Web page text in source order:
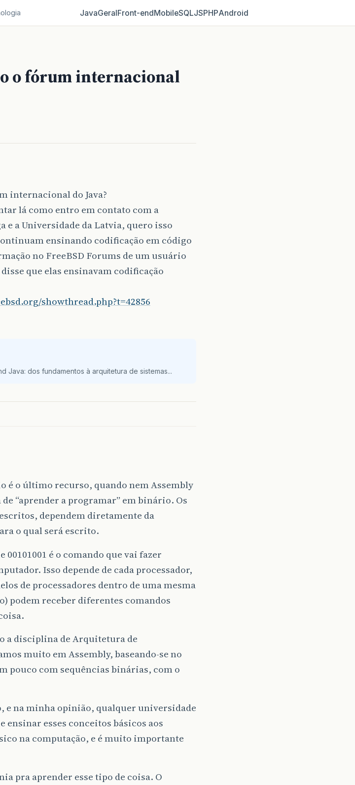
JavaGeralFront‑endMobileSQLJSPHPAndroid
o fórum internacional
internacional do Java?
lá como entro em contato com a
e a Universidade da Latvia, quero isso
ensinando codificação em código
no FreeBSD Forums de um usuário
que elas ensinavam codificação
showthread.php?t=42856
Java: dos fundamentos à arquitetura de sistemas...
é o último recurso, quando nem Assembly
de “aprender a programar” em binário. Os
dependem diretamente da
o qual será escrito.
00101001 é o comando que vai fazer
Isso depende de cada processador,
de processadores dentro de uma mesma
podem receber diferentes comandos
a disciplina de Arquitetura de
muito em Assembly, baseando-se no
pouco com sequências binárias, com o
e na minha opinião, qualquer universidade
ensinar esses conceitos básicos aos
na computação, e é muito importante
pra aprender esse tipo de coisa. O